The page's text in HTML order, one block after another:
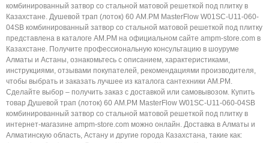
комбинированный затвор со стальной матовой решеткой под плитку в
Казахстане. Душевой трап (лоток) 60 AM.PM MasterFlow W01SC-U11-060-
04SB комбинированный затвор со стальной матовой решеткой под плитку
представлена в каталоге AM.PM на официальном сайте ampm-store.com в
Казахстане. Получите профессиональную консультацию в шоуруме
Алматы и Астаны, ознакомьтесь с описанием, характеристиками,
инструкциями, отзывами покупателей, рекомендациями производителя,
чтобы выбрать и заказать лучшее из каталога сантехники AM.PM.
Сделайте выбор – получить заказ с доставкой или самовывозом. Купить
товар Душевой трап (лоток) 60 AM.PM MasterFlow W01SC-U11-060-04SB
комбинированный затвор со стальной матовой решеткой под плитку в
интернет-магазине ampm-store.com можно онлайн. Доставка в Алматы и
Алматинскую область, Астану и другие города Казахстана, такие как: